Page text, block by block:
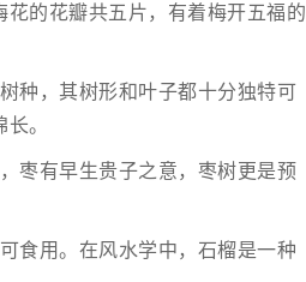
的花瓣共五片，有着梅开五福的
种，其树形和叶子都十分独特可
。
枣有早生贵子之意，枣树更是预
食用。在风水学中，石榴是一种